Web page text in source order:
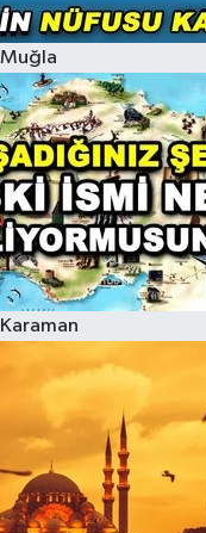
Muğla
Karaman